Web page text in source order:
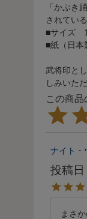
「かぶき
されている
■サイズ
■紙（日本
武将印と
しみいた
ナイト・
投稿日
まさ